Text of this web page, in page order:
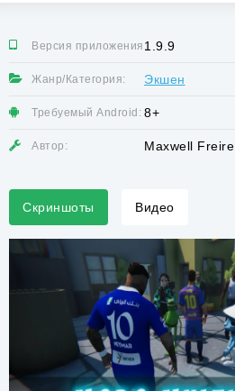
Версия приложения:1.9.9
Жанр/Категория: Экшен
Требуемый Android: 8+
Автор: Maxwell Freire
Скриншоты Видео